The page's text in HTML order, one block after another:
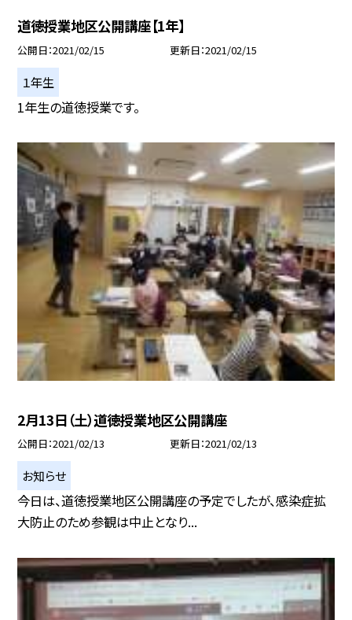
道徳授業地区公開講座【1年】
公開日 2021/02/15 更新日 2021/02/15
１年生
1年生の道徳授業です。
2月13日（土）道徳授業地区公開講座
公開日 2021/02/13 更新日 2021/02/13
お知らせ
今日は、道徳授業地区公開講座の予定でしたが、感染症拡
大防止のため参観は中止となり...